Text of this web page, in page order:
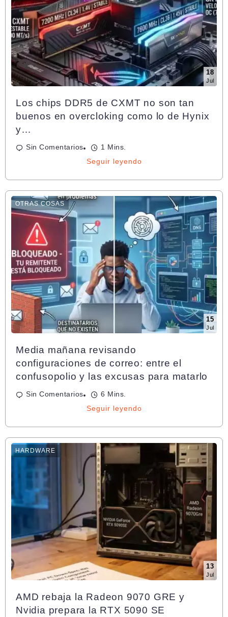
18
Jul
Los chips DDR5 de CXMT no son tan
buenos en overcloking como lo de Hynix
y…
Sin Comentarios 1 Mins.
Seguir leyendo
OTRAS COSAS
15
Jul
Media mañana revisando
configuraciones de correo: entre el
confusopolio y las excusas para matarlo
Sin Comentarios 6 Mins.
Seguir leyendo
HARDWARE
13
Jul
AMD rebaja la Radeon 9070 GRE y
Nvidia prepara la RTX 5090 SE